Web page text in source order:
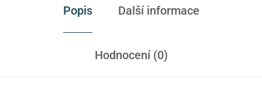
Popis Další informace
Hodnocení (0)